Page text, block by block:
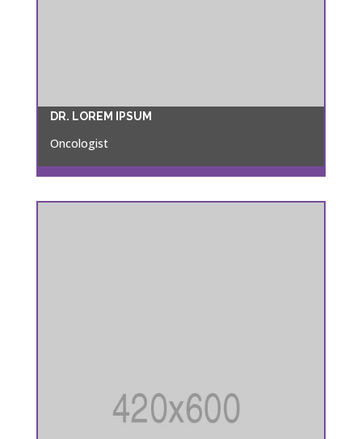
DR. LOREM IPSUM
Oncologist